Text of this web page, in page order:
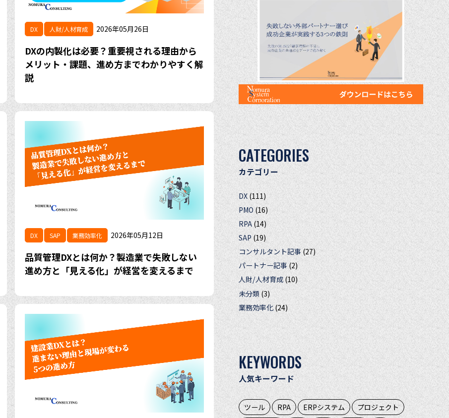
DX 人財/人材育成 2026年05月26日
DXの内製化は必要？重要視される理由から
メリット・課題、進め方までわかりやすく解
説
DX SAP 業務効率化 2026年05月12日
品質管理DXとは何か？製造業で失敗しない
進め方と「見える化」が経営を変えるまで
CATEGORIES
カテゴリー
DX (111)
PMO (16)
RPA (14)
SAP (19)
コンサルタント記事(27)
パートナー記事(2)
人財/人材育成 (10)
未分類 (3)
業務効率化(24)
KEYWORDS
人気キーワード
ツール RPA ERPシステム
プロジェクト